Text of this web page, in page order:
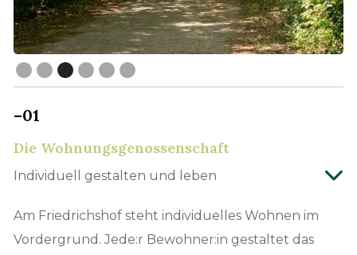
Slide 3 of 6.
–01
Die Wohnungsgenossenschaft
Individuell gestalten und leben
Am Friedrichshof steht individuelles Wohnen im
Vordergrund. Jede:r Bewohner:in gestaltet das